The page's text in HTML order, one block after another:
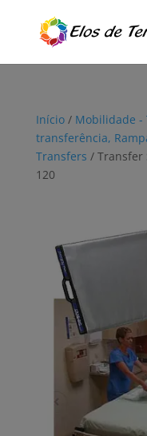
Início/ Mobilidade -
transferência,
Transfers / Transfer
120